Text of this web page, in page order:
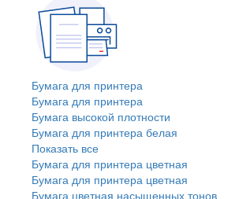
Бумага для принтера
Бумага для принтера
Бумага высокой плотности
Бумага для принтера белая
Показать все
Бумага для принтера цветная
Бумага для принтера цветная
Бумага цветная насыщенных тонов